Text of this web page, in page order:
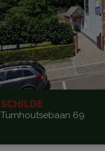
SCHILDE
Turnhoutsebaan 69